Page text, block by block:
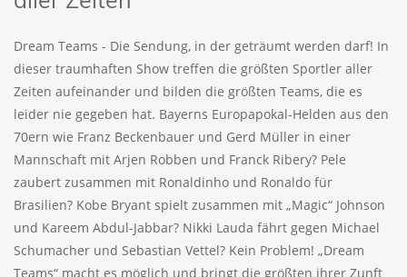
Dream Teams - Die Sendung, in der geträumt werden darf! In
dieser traumhaften Show treffen die größten Sportler aller
Zeiten aufeinander und bilden die größten Teams, die es
leider nie gegeben hat. Bayerns Europapokal-Helden aus den
70ern wie Franz Beckenbauer und Gerd Müller in einer
Mannschaft mit Arjen Robben und Franck Ribery? Pele
zaubert zusammen mit Ronaldinho und Ronaldo für
Brasilien? Kobe Bryant spielt zusammen mit „Magic“ Johnson
und Kareem Abdul-Jabbar? Nikki Lauda fährt gegen Michael
Schumacher und Sebastian Vettel? Kein Problem! „Dream
Teams“ macht es möglich und bringt die größten ihrer Zunft